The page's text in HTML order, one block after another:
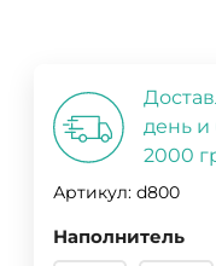
день и
2000
Артикул: d800
Наполнитель